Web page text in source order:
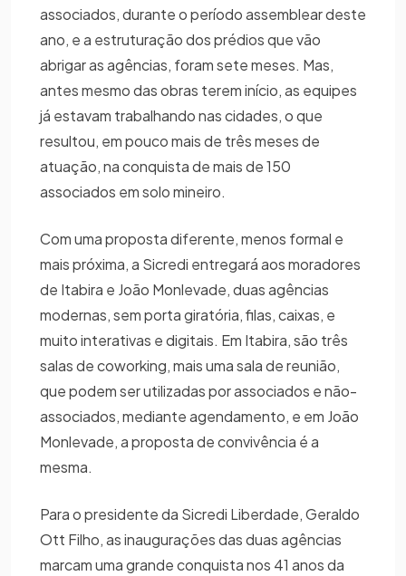
associados, durante o período assemblear deste
ano, e a estruturação dos prédios que vão
abrigar as agências, foram sete meses. Mas,
antes mesmo das obras terem início, as equipes
já estavam trabalhando nas cidades, o que
resultou, em pouco mais de três meses de
atuação, na conquista de mais de 150
associados em solo mineiro.
Com uma proposta diferente, menos formal e
mais próxima, a Sicredi entregará aos moradores
de Itabira e João Monlevade, duas agências
modernas, sem porta giratória, filas, caixas, e
muito interativas e digitais. Em Itabira, são três
salas de coworking, mais uma sala de reunião,
que podem ser utilizadas por associados e não-
associados, mediante agendamento, e em João
Monlevade, a proposta de convivência é a
mesma.
Para o presidente da Sicredi Liberdade, Geraldo
Ott Filho, as inaugurações das duas agências
marcam uma grande conquista nos 41 anos da